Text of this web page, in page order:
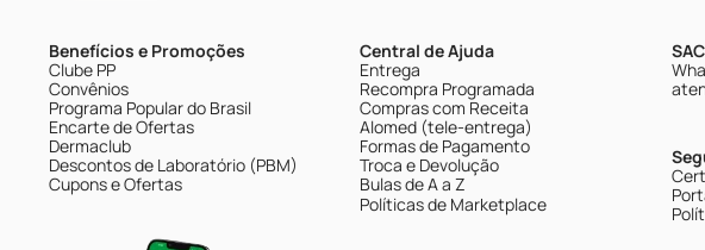
Benefícios e Promoções
Clube PP
Convênios
Programa Popular do Brasil
Encarte de Ofertas
Dermaclub
Descontos de Laboratório (PBM)
Cupons e Ofertas
Central de Ajuda
Entrega
Recompra Programada
Compras com Receita
Alomed (tele-entrega)
Formas de Pagamento
Troca e Devolução
Bulas de A a Z
Políticas de Marketplace